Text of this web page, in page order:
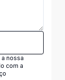
nossa
com a